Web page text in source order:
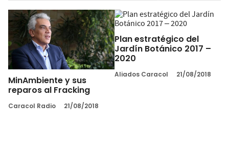
MinAmbiente y sus
reparos al Fracking
Caracol Radio 21/08/2018
Plan estratégico del
Jardín Botánico 2017 –
2020
Aliados Caracol 21/08/2018